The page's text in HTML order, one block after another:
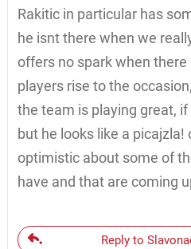
Rakitic in particular has
he isnt there when we
offers no spark when
players rise to the
the team is playing great,
but he looks like a picajzla!
optimistic about some of
have and that are coming
Reply to